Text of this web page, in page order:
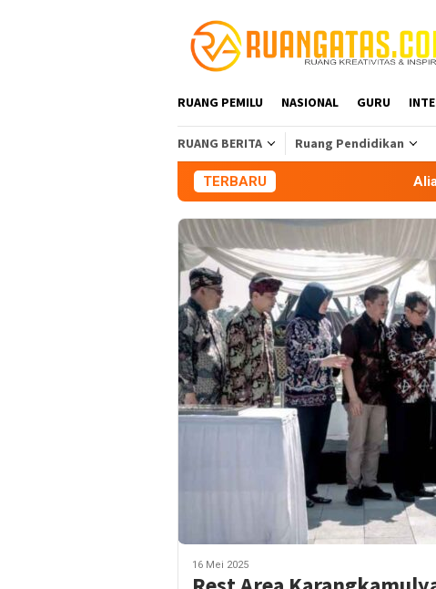
RUANG PEMILU NASIONAL GURU
RUANG BERITA Ruang Pendidikan
TERBARU Aliansi
16 Mei 2025